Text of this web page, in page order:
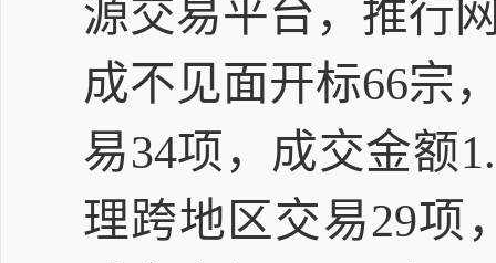
源交易平台，推行
成不见面开标66宗
易34项，成交金额
理跨地区交易29项